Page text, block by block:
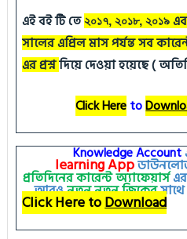
এই বই টি তে ২০১৭, ২০১৮, ২০১৯
সালের এপ্রিল মাস পর্যন্ত সব
এর প্রশ্নদিয়ে দেওয়া হয়েছে (
Click Hereto
Knowledge Account
learningApp
প্রতিদিনের কারেন্ট অ্যাফেয়ার্সএর
আরওনতুননতুনজিকের
Click Here toDownload